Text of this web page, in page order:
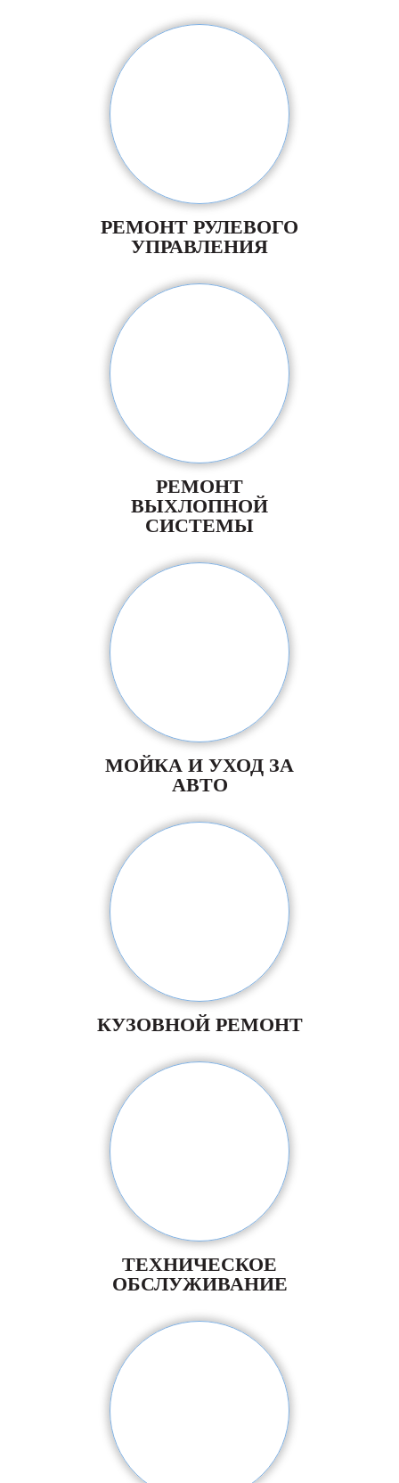
РЕМОНТ РУЛЕВОГО
УПРАВЛЕНИЯ
РЕМОНТ
ВЫХЛОПНОЙ
СИСТЕМЫ
МОЙКА И УХОД ЗА
АВТО
КУЗОВНОЙ РЕМОНТ
ТЕХНИЧЕСКОЕ
ОБСЛУЖИВАНИЕ